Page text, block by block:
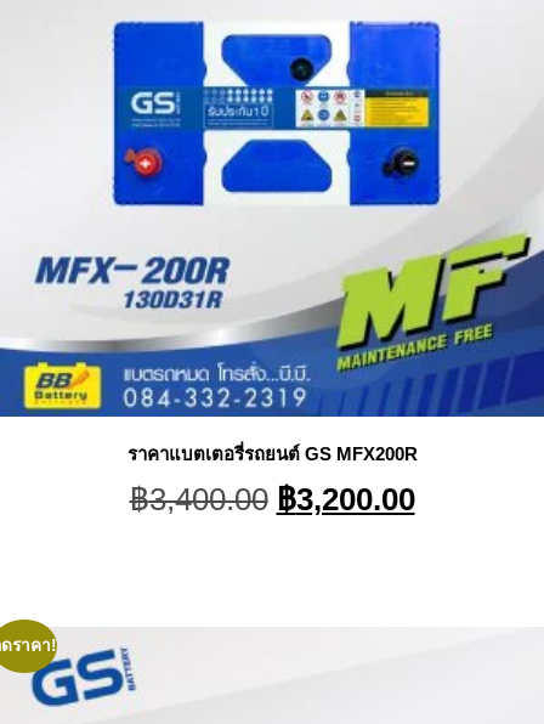
ราคาแบตเตอรี่รถยนต์ GS MFX200R
฿3,400.00 Original
price
฿3,200.00Current
price
ราคา!